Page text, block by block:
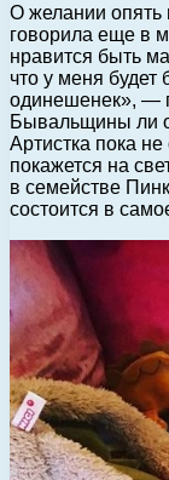
О желании опять
говорила еще в
нравится быть
что у меня
одинешенек», —
Бывальщины ли
Артистка пока
покажется на
в семействе
состоится в